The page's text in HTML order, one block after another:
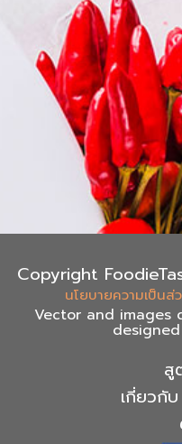
Copyright
นโยบายความเป็นส่
Vector and images
สู
เกี่ยวกั